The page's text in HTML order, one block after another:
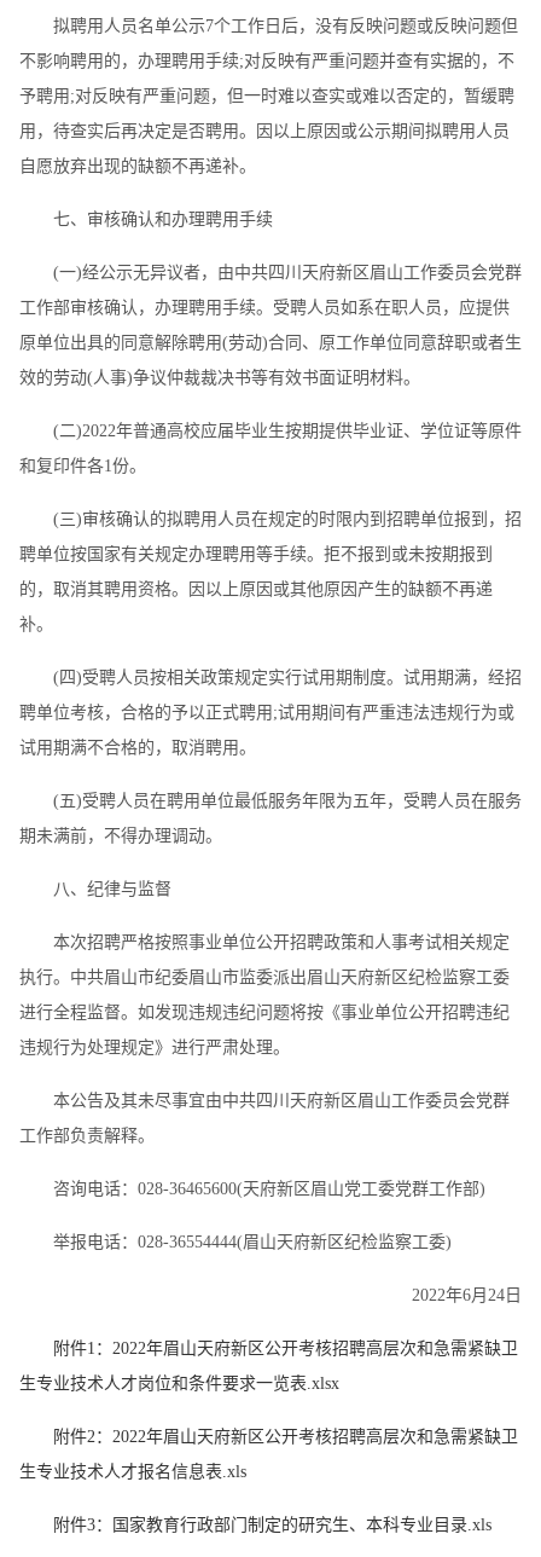
拟聘用人员名单公示7个工作日后，没有反映问题或反映问题但
不影响聘用的，办理聘用手续;对反映有严重问题并查有实据的，不
予聘用;对反映有严重问题，但一时难以查实或难以否定的，暂缓聘
用，待查实后再决定是否聘用。因以上原因或公示期间拟聘用人员
自愿放弃出现的缺额不再递补。
七、审核确认和办理聘用手续
(一)经公示无异议者，由中共四川天府新区眉山工作委员会党群
工作部审核确认，办理聘用手续。受聘人员如系在职人员，应提供
原单位出具的同意解除聘用(劳动)合同、原工作单位同意辞职或者生
效的劳动(人事)争议仲裁裁决书等有效书面证明材料。
(二)2022年普通高校应届毕业生按期提供毕业证、学位证等原件
和复印件各1份。
(三)审核确认的拟聘用人员在规定的时限内到招聘单位报到，招
聘单位按国家有关规定办理聘用等手续。拒不报到或未按期报到
的，取消其聘用资格。因以上原因或其他原因产生的缺额不再递
补。
(四)受聘人员按相关政策规定实行试用期制度。试用期满，经招
聘单位考核，合格的予以正式聘用;试用期间有严重违法违规行为或
试用期满不合格的，取消聘用。
(五)受聘人员在聘用单位最低服务年限为五年，受聘人员在服务
期未满前，不得办理调动。
八、纪律与监督
本次招聘严格按照事业单位公开招聘政策和人事考试相关规定
执行。中共眉山市纪委眉山市监委派出眉山天府新区纪检监察工委
进行全程监督。如发现违规违纪问题将按《事业单位公开招聘违纪
违规行为处理规定》进行严肃处理。
本公告及其未尽事宜由中共四川天府新区眉山工作委员会党群
工作部负责解释。
咨询电话：028-36465600(天府新区眉山党工委党群工作部)
举报电话：028-36554444(眉山天府新区纪检监察工委)
2022年6月24日
附件1：2022年眉山天府新区公开考核招聘高层次和急需紧缺卫
生专业技术人才岗位和条件要求一览表.xlsx
附件2：2022年眉山天府新区公开考核招聘高层次和急需紧缺卫
生专业技术人才报名信息表.xls
附件3：国家教育行政部门制定的研究生、本科专业目录.xls